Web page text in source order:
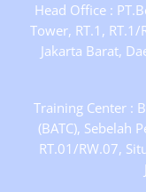
Head Office :
Tower, RT.1,
Jakarta Barat,
Training Center :
(BATC), Sebelah
RT.01/RW.07,